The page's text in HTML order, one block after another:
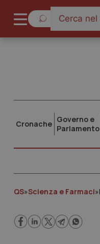
Cronache Governo e
Parlamento
QS»Scienza e Farmaci»